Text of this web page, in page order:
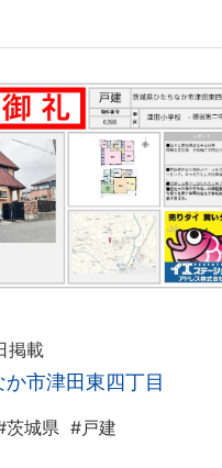
掲載
市津田東四丁目
茨城県 #戸建